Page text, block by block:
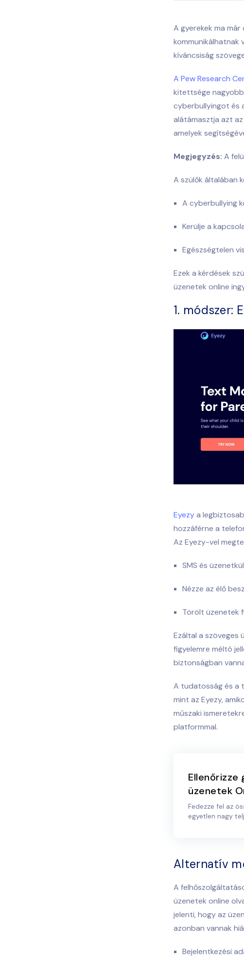
A gyerekek ma
kommunikálhatnak
kíváncsiság
A Pew Research
kitettsége
cyberbullyingot és
alátámasztja azt
amelyek
Megjegyzés: A
A szülők általában
A cyberbullying
Kerülje a
Egészségtelen
Ezek a kérdések
üzenetek online
1. módszer:
Eyezya
hozzáférne a
Az Eyezy-vel
SMS és
Nézze az élő
Törölt üzenetek
Ezáltal a szöveges
figyelemre méltó
biztonságban
A tudatosság és a
mint az Eyezy,
műszaki
platformmal.
Ellenőrizze
üzenetek
Fedezze fel az
egyetlen nagy
Alternatív
A
üzenetek online
jelenti, hogy az
azonban vannak
Bejelentkezési